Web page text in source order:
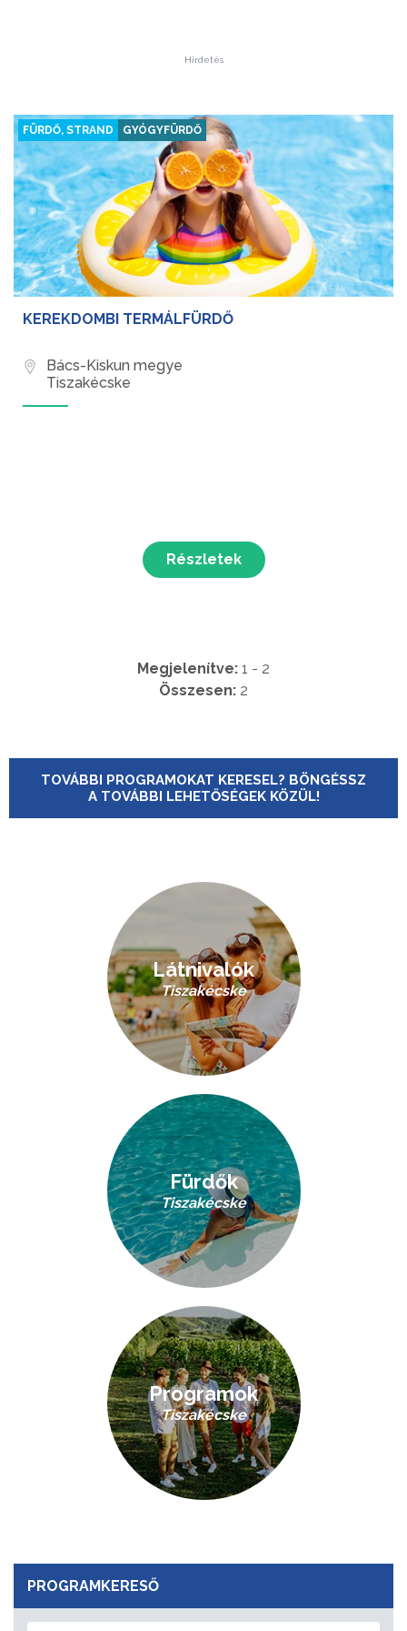
PROGRAMKERESŐ
Hirdetés
FÜRDŐ, STRAND GYÓGYFÜRDŐ
KEREKDOMBI TERMÁLFÜRDŐ
Bács-Kiskun megye
Tiszakécske
Részletek
Megjelenítve: 1 - 2
Összesen: 2
TOVÁBBI PROGRAMOKAT KERESEL? BÖNGÉSSZ
A TOVÁBBI LEHETŐSÉGEK KÖZÜL!
Látnivalók
Tiszakécske
Fürdők
Tiszakécske
Programok
Tiszakécske